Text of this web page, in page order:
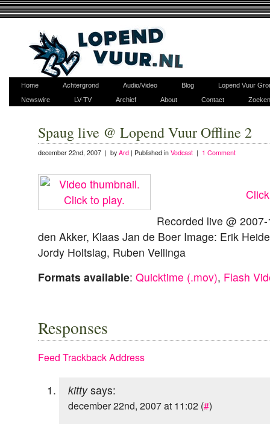
Home Achtergrond Audio/Video Blog
Lopend Vuur
Newswire
LV-TV Archief About Contact Zoeken
Spaug live @ Lopend Vuur Offline 2
december 22nd, 2007 | by Ard | Published in Vodcast | 1 Comment
Recorded live @
den Akker, Klaas Jan de Boer Image: Erik
Jordy Holtslag, Ruben Vellinga
Formats available: Quicktime (.mov), Flash
Responses
Feed Trackback Address
kittysays:
december 22nd, 2007 at 11:02 (#)